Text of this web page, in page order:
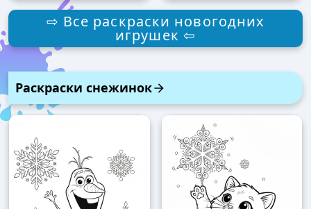
⇨ Все раскраски новогодних
игрушек ⇦
Раскраски снежинок